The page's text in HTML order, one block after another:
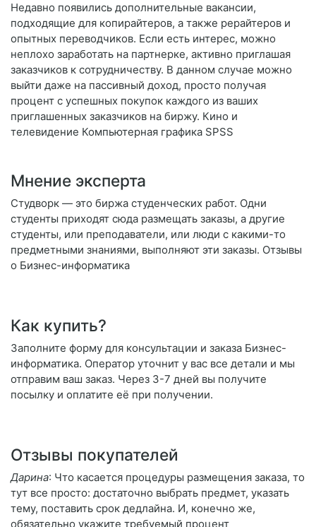
Недавно появились дополнительные вакансии,
подходящие для копирайтеров, а также рерайтеров и
опытных переводчиков. Если есть интерес, можно
неплохо заработать на партнерке, активно приглашая
заказчиков к сотрудничеству. В данном случае можно
выйти даже на пассивный доход, просто получая
процент с успешных покупок каждого из ваших
приглашенных заказчиков на биржу. Кино и
телевидение Компьютерная графика SPSS
Мнение эксперта
Студворк — это биржа студенческих работ. Одни
студенты приходят сюда размещать заказы, а другие
студенты, или преподаватели, или люди с какими-то
предметными знаниями, выполняют эти заказы. Отзывы
о Бизнес-информатика
Как купить?
Заполните форму для консультации и заказа Бизнес-
информатика. Оператор уточнит у вас все детали и мы
отправим ваш заказ. Через 3-7 дней вы получите
посылку и оплатите её при получении.
Отзывы покупателей
Дарина: Что касается процедуры размещения заказа, то
тут все просто: достаточно выбрать предмет, указать
тему, поставить срок дедлайна. И, конечно же,
обязательно укажите требуемый процент